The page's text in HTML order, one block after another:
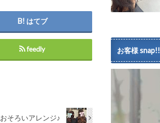
はてブ
feedly
おそろいアレンジ♪
お客様 snap!!